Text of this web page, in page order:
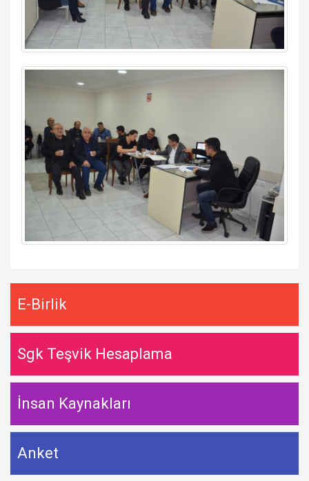
E-Birlik
Sgk Teşvik Hesaplama
İnsan Kaynakları
Anket